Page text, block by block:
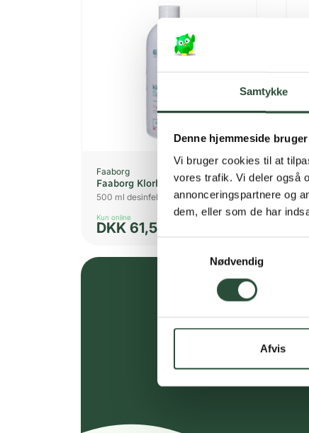
Samtykke
Denne hjemmeside
Vi bruger cookies til at
vores trafik. Vi deler også
annonceringspartnere og
dem, eller som de har
Nødvendig
Afvis
Faaborg
Faaborg Klorh. farv. Spr. 0,5%
500 ml desinfektionsmiddel
Kun online
DKK 61,50